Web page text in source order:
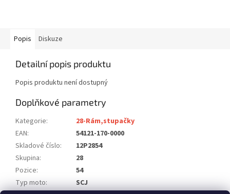
Popis Diskuze
Detailní popis produktu
Popis produktu není dostupný
Doplňkové parametry
Kategorie:
28-Rám,stupačky
EAN:
54121-170-0000
Skladové číslo:
12P2854
Skupina:
28
Pozice:
54
Typ moto:
SCJ